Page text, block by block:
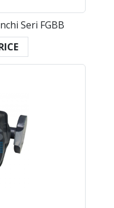
Seri FGBB